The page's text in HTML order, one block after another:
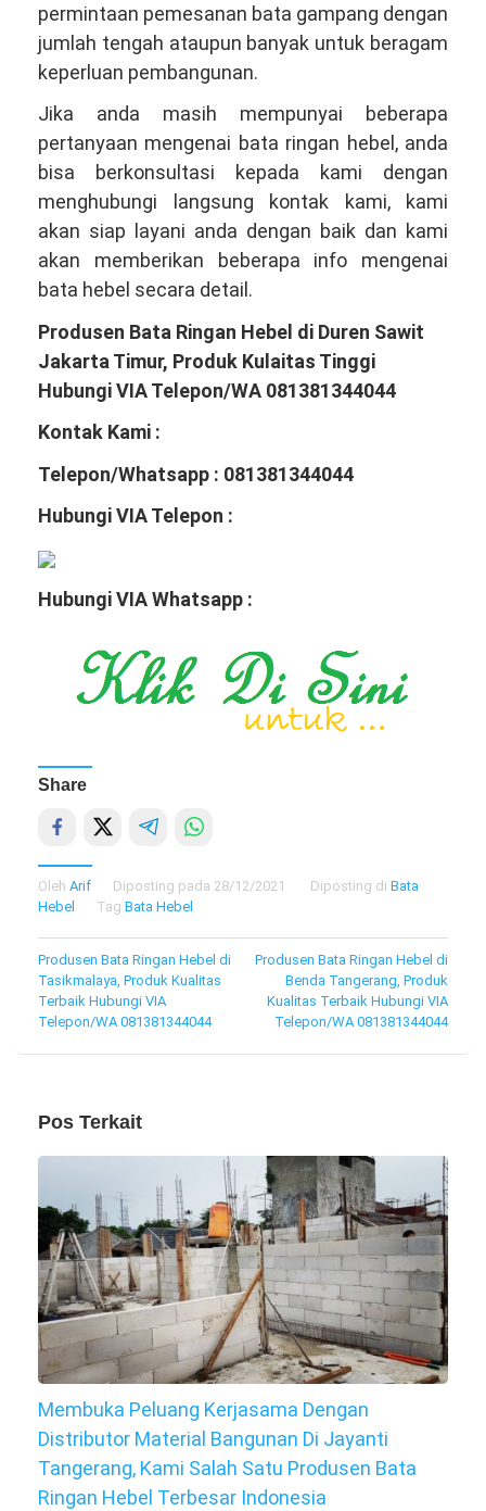
permintaan pemesanan bata gampang dengan
jumlah tengah ataupun banyak untuk beragam
keperluan pembangunan.
Jika anda masih mempunyai beberapa
pertanyaan mengenai bata ringan hebel, anda
bisa berkonsultasi kepada kami dengan
menghubungi langsung kontak kami, kami
akan siap layani anda dengan baik dan kami
akan memberikan beberapa info mengenai
bata hebel secara detail.
Produsen Bata Ringan Hebel di Duren Sawit
Jakarta Timur, Produk Kulaitas Tinggi
Hubungi VIA Telepon/WA 081381344044
Kontak Kami :
Telepon/Whatsapp : 081381344044
Hubungi VIA Telepon :
Hubungi VIA Whatsapp :
Share
Oleh Arif Diposting pada 28/12/2021 Diposting di Bata
Hebel
Tag Bata Hebel
Navigasi
pos
Produsen Bata Ringan Hebel di
Tasikmalaya, Produk Kualitas
Terbaik Hubungi VIA
Telepon/WA 081381344044
Produsen Bata Ringan Hebel di
Benda Tangerang, Produk
Kualitas Terbaik Hubungi VIA
Telepon/WA 081381344044
Pos Terkait
Membuka Peluang Kerjasama Dengan
Distributor Material Bangunan Di Jayanti
Tangerang, Kami Salah Satu Produsen Bata
Ringan Hebel Terbesar Indonesia